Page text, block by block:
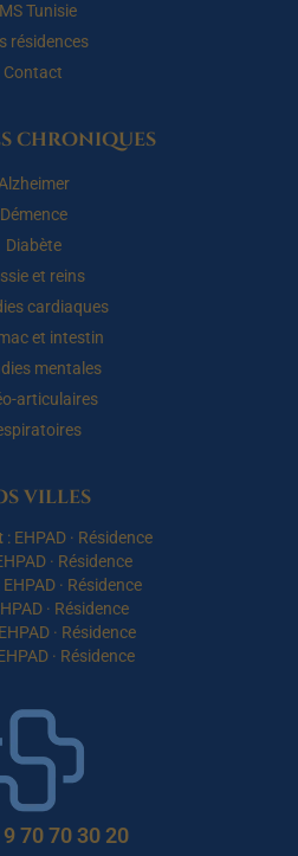
Tunisie
résidences
Contact
chroniques
Alzheimer
Démence
Diabète
et reins
cardiaques
et intestin
mentales
articulaires
villes
: EHPAD· Résidence
· Résidence
EHPAD· Résidence
· Résidence
EHPAD· Résidence
· Résidence
70 70 30 20